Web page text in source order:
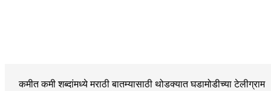
कमीत कमी शब्दांमध्ये मराठी बातम्यासाठी थोडक्यात घडामोडीच्याटेलीग्राम